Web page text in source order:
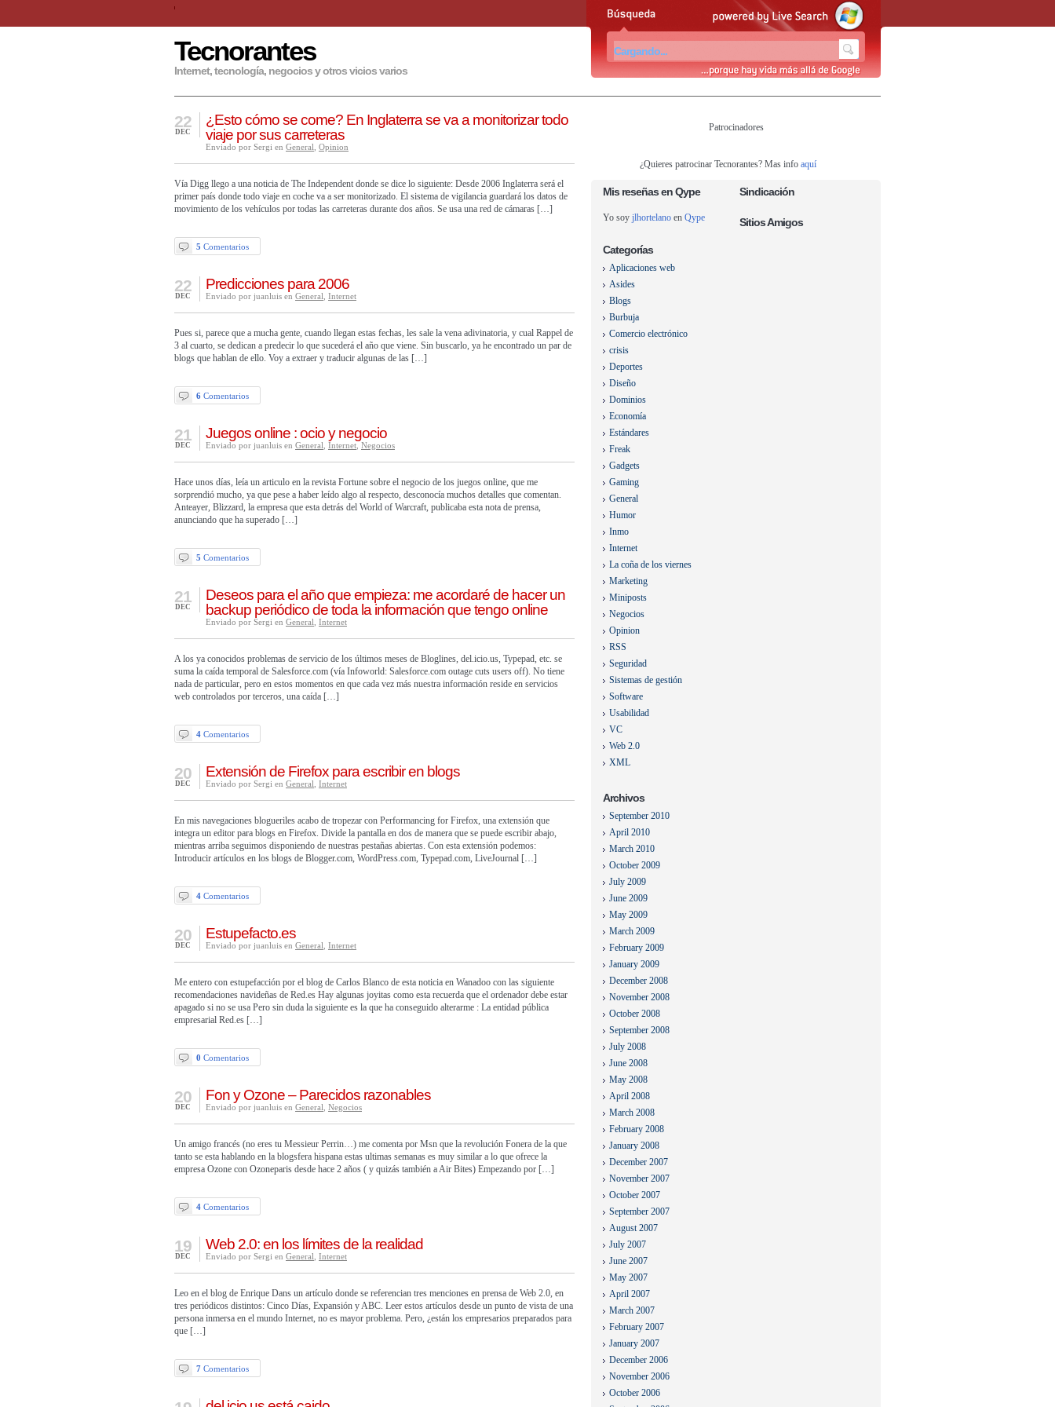
Tecnorantes
Internet, tecnología, negocios y otros vicios varios
¿Esto cómo se come? En Inglaterra se va a monitorizar todo
viaje por sus carreteras
22
DEC
Enviado por Sergi en General Opinion
Vía Digg llego a una noticia de The Independent donde se dice lo siguiente: Desde 2006 Inglaterra será el
primer país donde todo viaje en coche va a ser monitorizado. El sistema de vigilancia guardará los datos de
movimiento de los vehículos por todas las carreteras durante dos años. Se usa una red de cámaras […]
5 Comentarios
Predicciones para 2006
22
DEC Enviado por juanluis en General Internet
Pues si, parece que a mucha gente, cuando llegan estas fechas, les sale la vena adivinatoria, y cual Rappel de
3 al cuarto, se dedican a predecir lo que sucederá el año que viene. Sin buscarlo, ya he encontrado un par de
blogs que hablan de ello. Voy a extraer y traducir algunas de las […]
6 Comentarios
Juegos online : ocio y negocio
21
DEC Enviado por juanluis en General Internet Negocios
Hace unos días, leía un articulo en la revista Fortune sobre el negocio de los juegos online, que me
sorprendió mucho, ya que pese a haber leído algo al respecto, desconocía muchos detalles que comentan.
Anteayer, Blizzard, la empresa que esta detrás del World of Warcraft, publicaba esta nota de prensa,
anunciando que ha superado […]
5 Comentarios
Deseos para el año que empieza: me acordaré de hacer un
backup periódico de toda la información que tengo online
21
DEC
Enviado por Sergi en General Internet
A los ya conocidos problemas de servicio de los últimos meses de Bloglines, del.icio.us, Typepad, etc. se
suma la caída temporal de Salesforce.com (vía Infoworld: Salesforce.com outage cuts users off). No tiene
nada de particular, pero en estos momentos en que cada vez más nuestra información reside en servicios
web controlados por terceros, una caída […]
4 Comentarios
Extensión de Firefox para escribir en blogs
20
DEC Enviado por Sergi en General Internet
En mis navegaciones blogueriles acabo de tropezar con Performancing for Firefox, una extensión que
integra un editor para blogs en Firefox. Divide la pantalla en dos de manera que se puede escribir abajo,
mientras arriba seguimos disponiendo de nuestras pestañas abiertas. Con esta extensión podemos:
Introducir artículos en los blogs de Blogger.com, WordPress.com, Typepad.com, LiveJournal […]
4 Comentarios
Estupefacto.es
20
DEC Enviado por juanluis en General Internet
Me entero con estupefacción por el blog de Carlos Blanco de esta noticia en Wanadoo con las siguiente
recomendaciones navideñas de Red.es Hay algunas joyitas como esta recuerda que el ordenador debe estar
apagado si no se usa Pero sin duda la siguiente es la que ha conseguido alterarme : La entidad pública
empresarial Red.es […]
0 Comentarios
Fon y Ozone – Parecidos razonables
20
DEC Enviado por juanluis en General Negocios
Un amigo francés (no eres tu Messieur Perrin…) me comenta por Msn que la revolución Fonera de la que
tanto se esta hablando en la blogsfera hispana estas ultimas semanas es muy similar a lo que ofrece la
empresa Ozone con Ozoneparis desde hace 2 años ( y quizás también a Air Bites) Empezando por […]
4 Comentarios
Web 2.0: en los límites de la realidad
19
DEC Enviado por Sergi en General Internet
Leo en el blog de Enrique Dans un artículo donde se referencian tres menciones en prensa de Web 2.0, en
tres periódicos distintos: Cinco Días, Expansión y ABC. Leer estos artículos desde un punto de vista de una
persona inmersa en el mundo Internet, no es mayor problema. Pero, ¿están los empresarios preparados para
que […]
7 Comentarios
Patrocinadores
¿Quieres patrocinar Tecnorantes? Mas info aquí
Mis reseñas en Qype
Yo soy jlhortelano en Qype
Categorías
Aplicaciones web
Asides
Blogs
Burbuja
Comercio electrónico
crisis
Deportes
Diseño
Dominios
Economía
Estándares
Freak
Gadgets
Gaming
General
Humor
Inmo
Internet
La coña de los viernes
Marketing
Miniposts
Negocios
Opinion
RSS
Seguridad
Sistemas de gestión
Software
Usabilidad
VC
Web 2.0
XML
Archivos
September 2010
April 2010
March 2010
October 2009
July 2009
June 2009
May 2009
March 2009
February 2009
January 2009
December 2008
November 2008
October 2008
September 2008
July 2008
June 2008
May 2008
April 2008
March 2008
February 2008
January 2008
December 2007
November 2007
October 2007
September 2007
August 2007
July 2007
June 2007
May 2007
April 2007
March 2007
February 2007
January 2007
December 2006
November 2006
October 2006
Sindicación
Sitios Amigos